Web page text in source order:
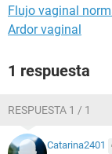
Flujo vaginal
Ardor vaginal
1 respuesta
RESPUESTA 1 / 1
Catarina2401